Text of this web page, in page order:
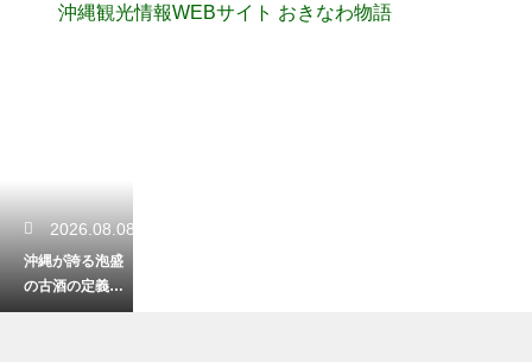
沖縄観光情報WEBサイト おきなわ物語
2026.08.08
沖縄が誇る泡盛
の古酒の定義と
は？熟成期間に